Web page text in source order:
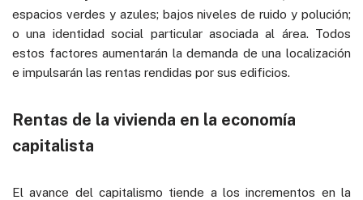
espacios verdes y azules; bajos niveles de ruido y polución;
o una identidad social particular asociada al área. Todos
estos factores aumentarán la demanda de una localización
e impulsarán las rentas rendidas por sus edificios.
Rentas de la vivienda en la economía
capitalista
El avance del capitalismo tiende a los incrementos en la